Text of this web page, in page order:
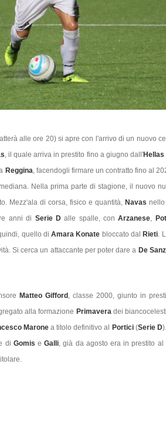
alle ore 20) si apre con l'arrivo di un nuovo
, il quale arriva in prestito fino a giugno dall'Hellas
Reggina, facendogli firmare un contratto fino al
Nella prima parte di stagione, il nuovo
Mezz'ala di corsa, fisico e quantità, Navas nello
anni di Serie Dalle spalle, conArzanese,
quello diAmara Konate bloccato dalRieti.
Si cerca un attaccante per poter dare a De
Matteo Gifford, classe 2000, giunto in
alla formazione Primavera dei
Marone a titolo definitivo al Portici (Serie D
di Gomis eGalli, già da agosto era in prestito